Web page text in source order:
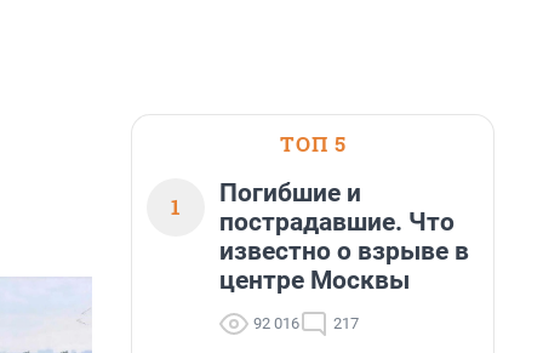
ТОП 5
1
Погибшие и
пострадавшие. Что
известно о взрыве в
центре Москвы
92 016 217